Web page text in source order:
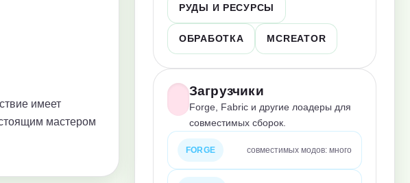
имеет
мастером
РУДЫ И РЕСУРСЫ
ОБРАБОТКА MCREATOR
Загрузчики
Forge, Fabric и другие лоадеры для
совместимых сборок.
FORGE совместимых модов: много